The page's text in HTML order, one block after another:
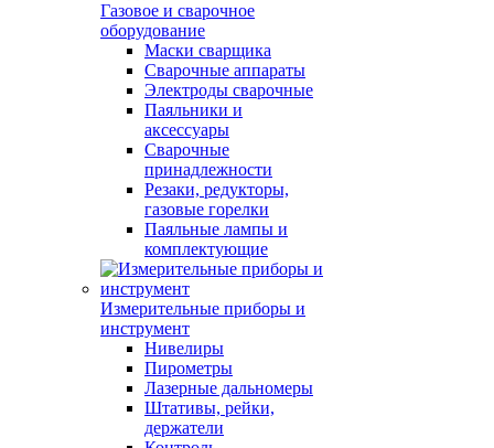
Газовое и сварочное
оборудование
Маски сварщика
Сварочные аппараты
Электроды сварочные
Паяльники и
аксессуары
Сварочные
принадлежности
Резаки, редукторы,
газовые горелки
Паяльные лампы и
комплектующие
Измерительные приборы и
инструмент
Нивелиры
Пирометры
Лазерные дальномеры
Штативы, рейки,
держатели